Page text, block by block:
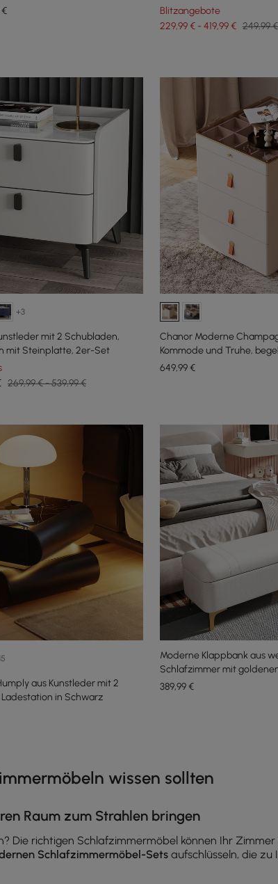
€
Blitzangebote
229,99 € - 419,99 € 249,99
+3
mit 2 Schubladen,
mit Steinplatte, 2er-Set
269,99 € - 539,99 €
Chanor Moderne
Kommode und Truhe,
Schubladen,
649,99€
aus Kunstleder mit 2
in Schwarz
Moderne Klappbank aus
Schlafzimmer mit
389,99€
wissen sollten
Raum zum Strahlen bringen
Die richtigen Schlafzimmermöbel können Ihr
Schlafzimmermöbel-Sets aufschlüsseln, die zu